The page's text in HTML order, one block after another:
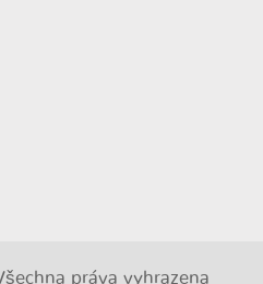
práva vyhrazena